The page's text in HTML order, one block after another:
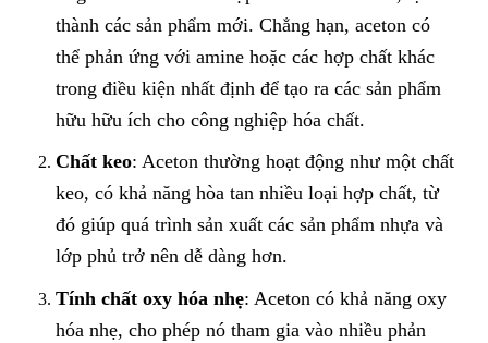
thành các sản phẩm mới. Chẳng hạn, aceton có
thể phản ứng với amine hoặc các hợp chất khác
trong điều kiện nhất định để tạo ra các sản phẩm
hữu hữu ích cho công nghiệp hóa chất.
Chất keo: Aceton thường hoạt động như một chất
keo, có khả năng hòa tan nhiều loại hợp chất, từ
đó giúp quá trình sản xuất các sản phẩm nhựa và
lớp phủ trở nên dễ dàng hơn.
Tính chất oxy hóa nhẹ: Aceton có khả năng oxy
hóa nhẹ, cho phép nó tham gia vào nhiều phản